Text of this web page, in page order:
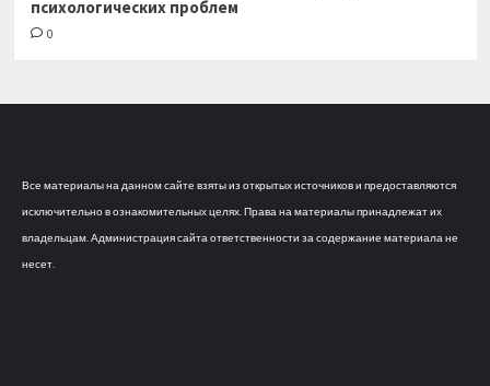
психологических проблем
0
Все материалы на данном сайте взяты из открытых источников и предоставляются
исключительно в ознакомительных целях. Права на материалы принадлежат их
владельцам. Администрация сайта ответственности за содержание материала не
несет.